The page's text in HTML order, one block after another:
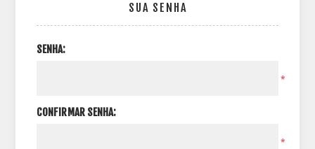
SUA SENHA
SENHA:
*
CONFIRMAR SENHA:
*